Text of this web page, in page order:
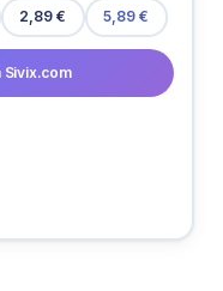
2,89 € 5,89 €
Sivix.com